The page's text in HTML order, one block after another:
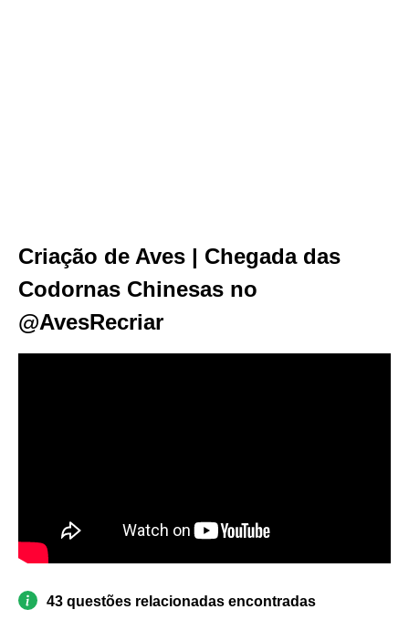
Criação de Aves | Chegada das
Codornas Chinesas no
@AvesRecriar
43 questões relacionadas encontradas